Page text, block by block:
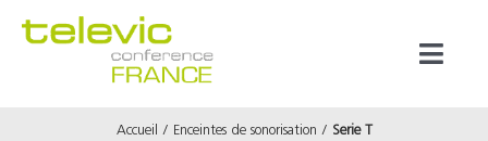
Accueil Enceintes de sonorisation Serie T